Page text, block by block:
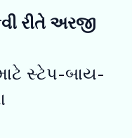
રીતે અરજી
સ્ટેપ-બાય-